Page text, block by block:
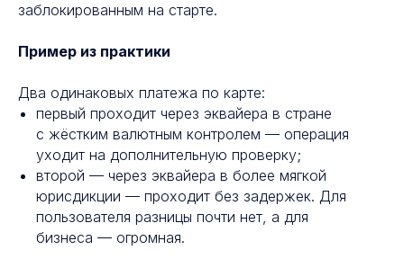
заблокированным на старте.
Пример из практики
Два одинаковых платежа по карте:
первый проходит через эквайера в стране
с жёстким валютным контролем — операция
уходит на дополнительную проверку;
второй — через эквайера в более мягкой
юрисдикции — проходит без задержек. Для
пользователя разницы почти нет, а для
бизнеса — огромная.
Отправляйте деньги
вместе с БЭСТ